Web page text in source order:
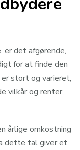
er det afgørende,
for at finde den
stort og varieret,
vilkår og renter,
årlige omkostning
dette tal giver et